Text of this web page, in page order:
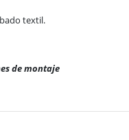
textil.
de montaje